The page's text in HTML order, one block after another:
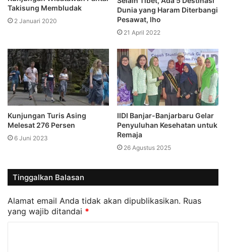
Takisung Membludak
2 Januari 2020
Dunia yang Haram Diterbangi
Pesawat, lho
21 April 2022
Kunjungan Turis Asing
Melesat 276 Persen
6 Juni 2023
IIDI Banjar-Banjarbaru Gelar
Penyuluhan Kesehatan untuk
Remaja
26 Agustus 2025
Tinggalkan Balasan
Alamat email Anda tidak akan dipublikasikan. Ruas
yang wajib ditandai *